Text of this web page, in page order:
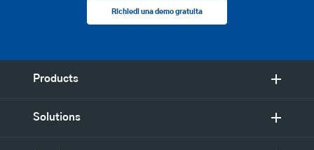
Richiedi una demo gratuita
Products
Solutions